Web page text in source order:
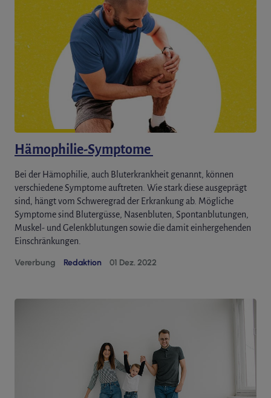
Hämophilie-Symptome
Bei der Hämophilie, auch Bluterkrankheit genannt, können
verschiedene Symptome auftreten. Wie stark diese ausgeprägt
sind, hängt vom Schweregrad der Erkrankung ab. Mögliche
Symptome sind Blutergüsse, Nasenbluten, Spontanblutungen,
Muskel- und Gelenkblutungen sowie die damit einhergehenden
Einschränkungen.
Vererbung Redaktion 01 Dez. 2022